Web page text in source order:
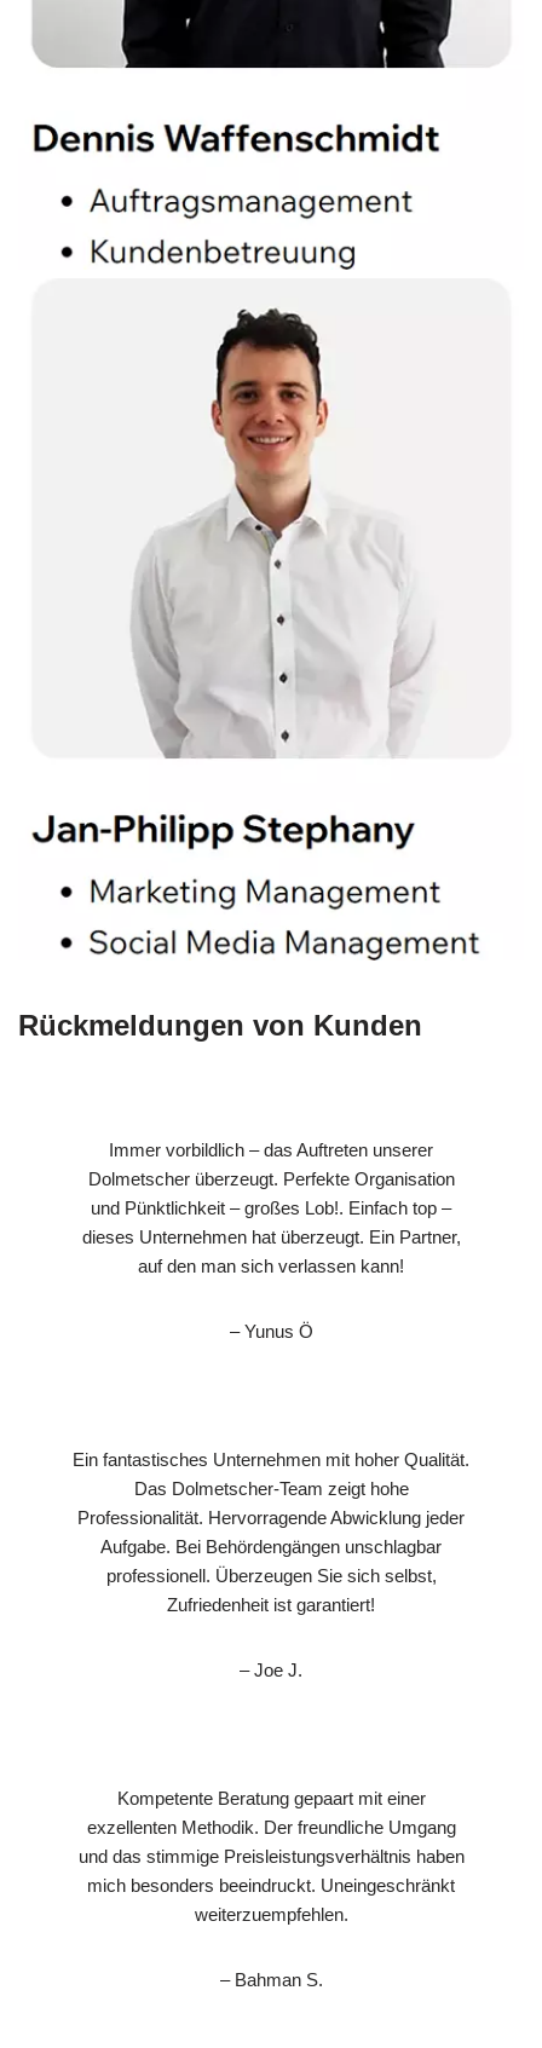
Rückmeldungen von Kunden
Immer vorbildlich – das Auftreten unserer
Dolmetscher überzeugt. Perfekte Organisation
und Pünktlichkeit – großes Lob!. Einfach top –
dieses Unternehmen hat überzeugt. Ein Partner,
auf den man sich verlassen kann!
– Yunus Ö
Ein fantastisches Unternehmen mit hoher Qualität.
Das Dolmetscher-Team zeigt hohe
Professionalität. Hervorragende Abwicklung jeder
Aufgabe. Bei Behördengängen unschlagbar
professionell. Überzeugen Sie sich selbst,
Zufriedenheit ist garantiert!
– Joe J.
Kompetente Beratung gepaart mit einer
exzellenten Methodik. Der freundliche Umgang
und das stimmige Preisleistungsverhältnis haben
mich besonders beeindruckt. Uneingeschränkt
weiterzuempfehlen.
– Bahman S.